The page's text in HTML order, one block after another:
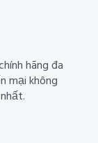
hãng đa
mại không